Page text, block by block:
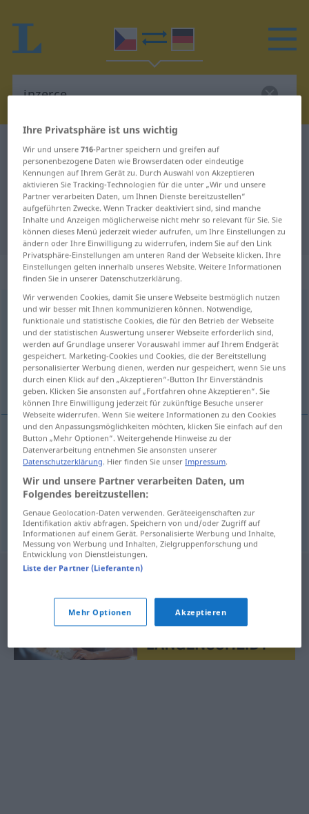
Tschechisch-Deutsch Wörterbuch inzerce
Tschechisch-Deutsch Übersetzung
für "inzerce"
"inzerce" Deutsch Übersetzung
„inzerce“: feminin
inzercef
Übersicht aller Übersetzungen
(Für mehr Details die Übersetzung anklicken/antippen)
Inserierung, Anzeigenwerbung, Inserate
Inserierungf inzerce
Anzeigenwerbungf inzerce
Inserate PLkoll. inzerce
Ihre Privatsphäre ist uns wichtig
Wir und unsere716-Partner speichern und greifen auf
personenbezogene Daten wie Browserdaten oder eindeutige
Kennungen auf Ihrem Gerät zu. Durch Auswahl von Akzeptieren
aktivieren Sie Tracking-Technologien für die unter „Wir und unsere
Partner verarbeiten Daten, um Ihnen Dienste bereitzustellen“
aufgeführten Zwecke. Wenn Tracker deaktiviert sind, sind manche
Inhalte und Anzeigen möglicherweise nicht mehr so relevant für Sie. Sie
können dieses Menü jederzeit wieder aufrufen, um Ihre Einstellungen zu
ändern oder Ihre Einwilligung zu widerrufen, indem Sie auf den Link
Privatsphäre-Einstellungen am unteren Rand der Webseite klicken. Ihre
Einstellungen gelten innerhalb unseres Website. Weitere Informationen
finden Sie in unserer Datenschutzerklärung.
Wir verwenden Cookies, damit Sie unsere Webseite bestmöglich nutzen
und wir besser mit Ihnen kommunizieren können. Notwendige,
funktionale und statistische Cookies, die für den Betrieb der Webseite
und der statistischen Auswertung unserer Webseite erforderlich sind,
werden auf Grundlage unserer Vorauswahl immer auf Ihrem Endgerät
gespeichert. Marketing-Cookies und Cookies, die der Bereitstellung
personalisierter Werbung dienen, werden nur gespeichert, wenn Sie uns
durch einen Klick auf den „Akzeptieren“-Button Ihr Einverständnis
geben. Klicken Sie ansonsten auf „Fortfahren ohne Akzeptieren“. Sie
können Ihre Einwilligung jederzeit für zukünftige Besuche unserer
Webseite widerrufen. Wenn Sie weitere Informationen zu den Cookies
und den Anpassungsmöglichkeiten möchten, klicken Sie einfach auf den
Button „Mehr Optionen“. Weitergehende Hinweise zu der
Datenverarbeitung entnehmen Sie ansonsten unserer
Datenschutzerklärung. Hier finden Sie unserImpressum.
Wir und unsere Partner verarbeiten Daten, um
Folgendes bereitzustellen:
Genaue Geolocation-Daten verwenden. Geräteeigenschaften zur
Identifikation aktiv abfragen. Speichern von und/oder Zugriff auf
Informationen auf einem Gerät. Personalisierte Werbung und Inhalte,
Messung von Werbung und Inhalten, Zielgruppenforschung und
Entwicklung von Dienstleistungen.
Liste der Partner (Lieferanten)
Mehr Optionen Akzeptieren